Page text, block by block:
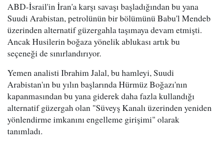
ABD-İsrail'in İran'a karşı savaşı başladığından bu yana
Suudi Arabistan, petrolünün bir bölümünü Babu'l Mendeb
üzerinden alternatif güzergahla taşımaya devam etmişti.
Ancak Husilerin boğaza yönelik ablukası artık bu
seçeneği de sınırlandırıyor.
Yemen analisti Ibrahim Jalal, bu hamleyi, Suudi
Arabistan'ın bu yılın başlarında Hürmüz Boğazı'nın
kapanmasından bu yana giderek daha fazla kullandığı
alternatif güzergah olan "Süveyş Kanalı üzerinden yeniden
yönlendirme imkanını engelleme girişimi" olarak
tanımladı.